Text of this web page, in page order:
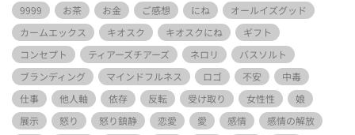
9999 お茶 お金 ご感想 にね
オールイズグッド
カームエックス
キオスク キオスクにね
ギフト
コンセプト
ティアーズチアーズ ネロリ
バスソルト
ブランディング
マインドフルネス ロゴ 不安
中毒
仕事
他人軸 依存 反転 受け取り 女性性
娘
展示
怒り 怒り鎮静 恋愛 愛 感情
感情の解放